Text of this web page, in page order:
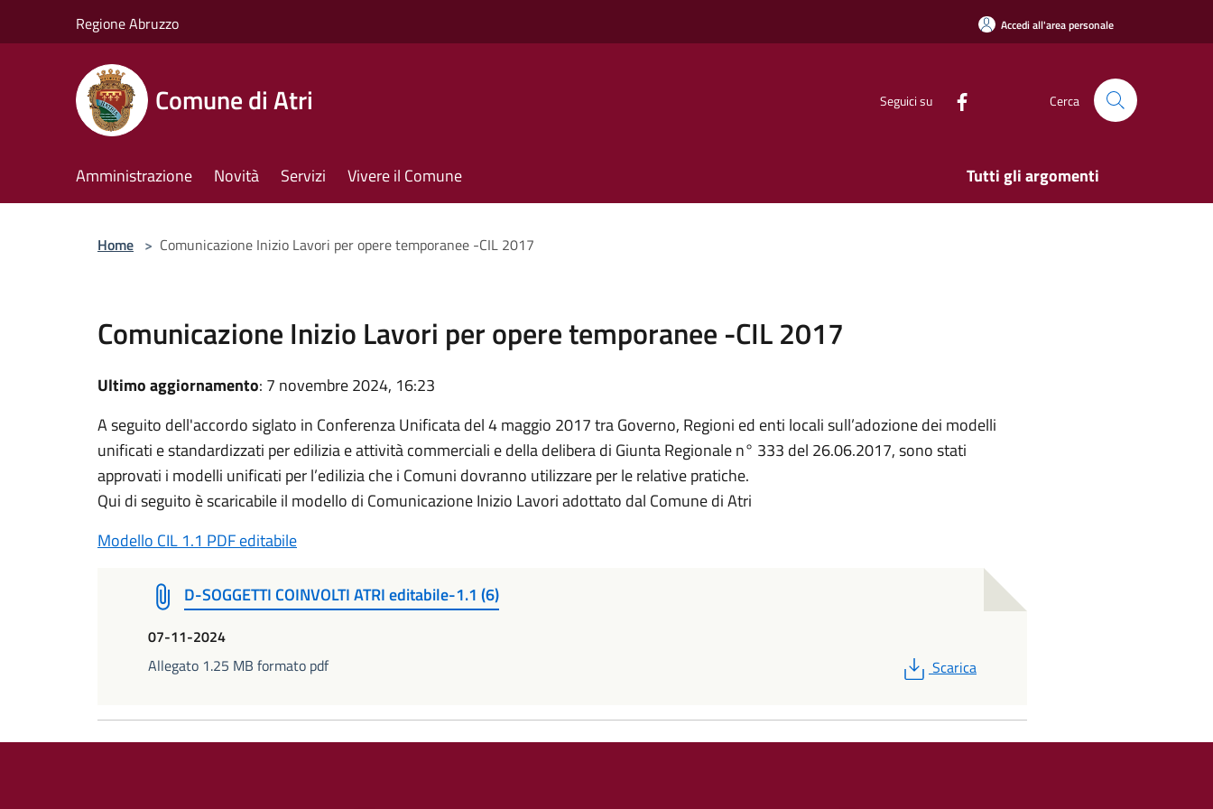
Regione Abruzzo Accedi all'area personale
Comune di Atri Seguici su Cerca
Amministrazione Novità Servizi Vivere il Comune Tutti gli argomenti
Home > Comunicazione Inizio Lavori per opere temporanee -CIL 2017
Comunicazione Inizio Lavori per opere temporanee -CIL 2017
Ultimo aggiornamento: 7 novembre 2024, 16:23
A seguito dell'accordo siglato in Conferenza Unificata del 4 maggio 2017 tra Governo, Regioni ed enti locali sull’adozione dei modelli
unificati e standardizzati per edilizia e attività commerciali e della delibera di Giunta Regionale n° 333 del 26.06.2017, sono stati
approvati i modelli unificati per l’edilizia che i Comuni dovranno utilizzare per le relative pratiche.
Qui di seguito è scaricabile il modello di Comunicazione Inizio Lavori adottato dal Comune di Atri
Modello CIL 1.1 PDF editabile
D-SOGGETTI COINVOLTI ATRI editabile-1.1 (6)
07-11-2024
Allegato 1.25 MB formato pdf
PDF
Scarica